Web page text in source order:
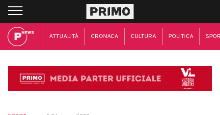
ATTUALITÀ CRONACA CULTURA POLITICA